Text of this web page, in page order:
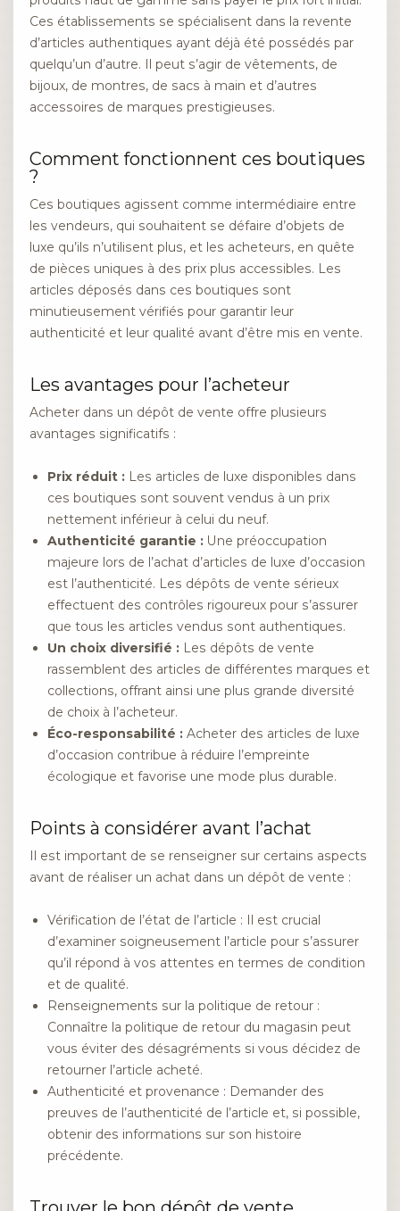
Ces établissements se spécialisent dans la revente
d’articles authentiques ayant déjà été possédés par
quelqu’un d’autre. Il peut s’agir de vêtements, de
bijoux, de montres, de sacs à main et d’autres
accessoires de marques prestigieuses.
Comment fonctionnent ces boutiques
?
Ces boutiques agissent comme intermédiaire entre
les vendeurs, qui souhaitent se défaire d’objets de
luxe qu’ils n’utilisent plus, et les acheteurs, en quête
de pièces uniques à des prix plus accessibles. Les
articles déposés dans ces boutiques sont
minutieusement vérifiés pour garantir leur
authenticité et leur qualité avant d’être mis en vente.
Les avantages pour l’acheteur
Acheter dans un dépôt de vente offre plusieurs
avantages significatifs :
Prix réduit : Les articles de luxe disponibles dans
ces boutiques sont souvent vendus à un prix
nettement inférieur à celui du neuf.
Authenticité garantie : Une préoccupation
majeure lors de l’achat d’articles de luxe d’occasion
est l’authenticité. Les dépôts de vente sérieux
effectuent des contrôles rigoureux pour s’assurer
que tous les articles vendus sont authentiques.
Un choix diversifié : Les dépôts de vente
rassemblent des articles de différentes marques et
collections, offrant ainsi une plus grande diversité
de choix à l’acheteur.
Éco-responsabilité : Acheter des articles de luxe
d’occasion contribue à réduire l’empreinte
écologique et favorise une mode plus durable.
Points à considérer avant l’achat
Il est important de se renseigner sur certains aspects
avant de réaliser un achat dans un dépôt de vente :
Vérification de l’état de l’article : Il est crucial
d’examiner soigneusement l’article pour s’assurer
qu’il répond à vos attentes en termes de condition
et de qualité.
Renseignements sur la politique de retour :
Connaître la politique de retour du magasin peut
vous éviter des désagréments si vous décidez de
retourner l’article acheté.
Authenticité et provenance : Demander des
preuves de l’authenticité de l’article et, si possible,
obtenir des informations sur son histoire
précédente.